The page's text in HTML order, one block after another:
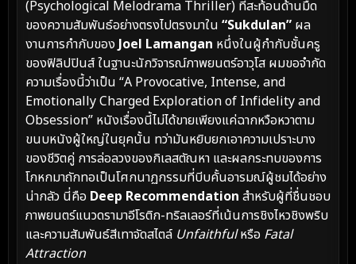
(Psychological Melodrama Thriller) ที่สะท้อนด้านมืด
ของความสัมพันธ์อย่างตรงไปตรงมาใน “Sukdulan” ผล
งานการกำกับของ Joel Lamangan หนึ่งในผู้กำกับชั้นครู
ของฟิลิปปินส์ ในฐานะนักวิจารณ์ภาพยนตร์อาวุโส ผมขอจำกัด
ความเรื่องนี้ว่าเป็น “A Provocative, Intense, and
Emotionally Charged Exploration of Infidelity and
Obsession” หนังเรื่องนี้ไม่ได้ขายเพียงแค่ฉากหวือหวาตาม
ขนบหนังผู้ใหญ่ในยุคนั้น ทว่ามันหยิบยกเอาความเปราะบาง
ของชีวิตคู่ การล่อลวงของกิเลสตัณหา และผลกระทบของการ
โกหกมาถักทอเป็นโศกนาฏกรรมที่บีบคั้นอารมณ์ผู้ชมได้อย่าง
น่ากลัว นี่คือ Deep Recommendation สำหรับผู้ที่ชื่นชอบ
ภาพยนตร์แนวดรามาอีโรติก-ทริลเลอร์ที่เน้นการชิงไหวชิงพริบ
และความสัมพันธ์สีเทาจัดสไตล์ Unfaithfulหรือ Fatal
Attraction